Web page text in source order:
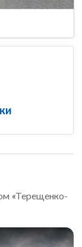
«Терещенко-